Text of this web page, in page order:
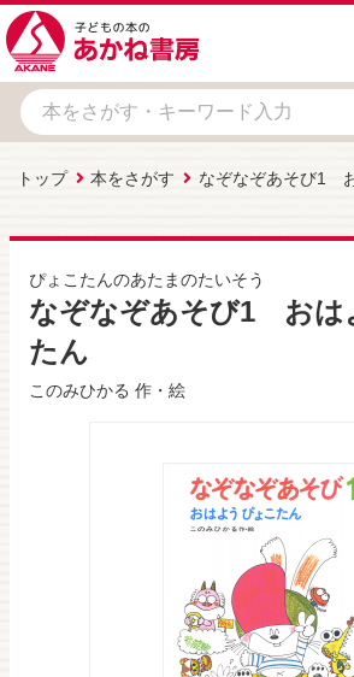
トップ 本をさがす なぞなぞあそび1
ぴょこたんのあたまのたいそう
なぞなぞあそび1 おは
たん
このみひかる 作・絵